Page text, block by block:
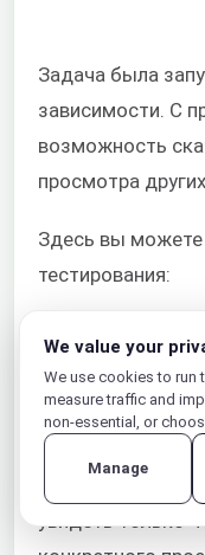
Задача была
зависимости. С
возможность
просмотра
Здесь вы можете
тестирования:
Available
В левом меню,
увидеть только
We value your
We use cookies to run
measure traffic and
non-essential, or
Manage